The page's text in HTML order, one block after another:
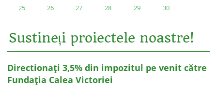
25
26 27 28 29 30
Sustineți proiectele noastre!
Directionați 3,5% din impozitul pe venit către
Fundația Calea Victoriei